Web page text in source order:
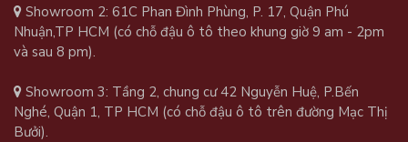
Showroom 2: 61C Phan Đình Phùng, P. 17, Quận Phú
Nhuận,TP HCM (có chỗ đậu ô tô theo khung giờ 9 am - 2pm
và sau 8 pm).
Showroom 3: Tầng 2, chung cư 42 Nguyễn Huệ, P.Bến
Nghé, Quận 1, TP HCM (có chỗ đậu ô tô trên đường Mạc Thị
Bưởi).